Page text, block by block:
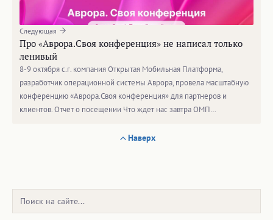
Следующая
Про «Аврора.Своя конференция» не написал только
ленивый
8-9 октября с.г. компания Открытая Мобильная Платформа,
разработчик операционной системы Аврора, провела масштабную
конференцию «Аврора.Своя конференция» для партнеров и
клиентов. Отчет о посещении Что ждет нас завтра ОМП…
Наверх
Поиск: